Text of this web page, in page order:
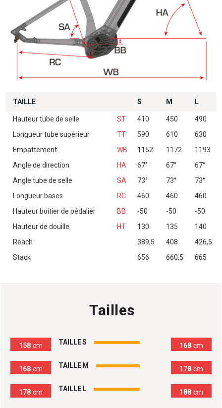
TAILLE S M L
Hauteur tube de selle ST 410 450
490
Longueur tube supérieur
TT 590 610
630
Empattement
WB 1152 1172
1193
Angle de direction
HA 67° 67°
67°
Angle tube de selle
SA 73° 73°
73°
Longueur bases
RC 460 460
460
Hauteur boitier de pédalier
BB -50 -50
-50
Hauteur de douille
HT 130 135
140
Reach
389,5 408
426,5
Stack
656 660,5 665
Tailles
158 cm TAILLE S 168 cm
168 cm TAILLE M 178 cm
178 cm TAILLE L 188 cm